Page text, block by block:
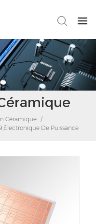
Céramique
/
De Puissance